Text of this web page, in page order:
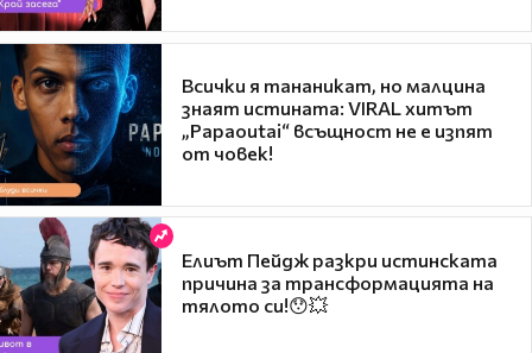
Всички я тананикат, но малцина
знаят истината: VIRAL хитът
„Papaoutai“ всъщност не е изпят
от човек!
Елиът Пейдж разкри истинската
причина за трансформацията на
тялото си!😯💥